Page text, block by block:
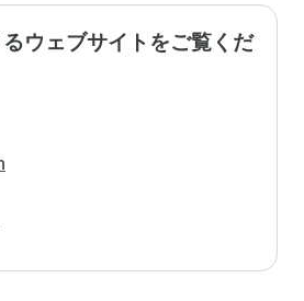
ウェブサイトをご覧くだ